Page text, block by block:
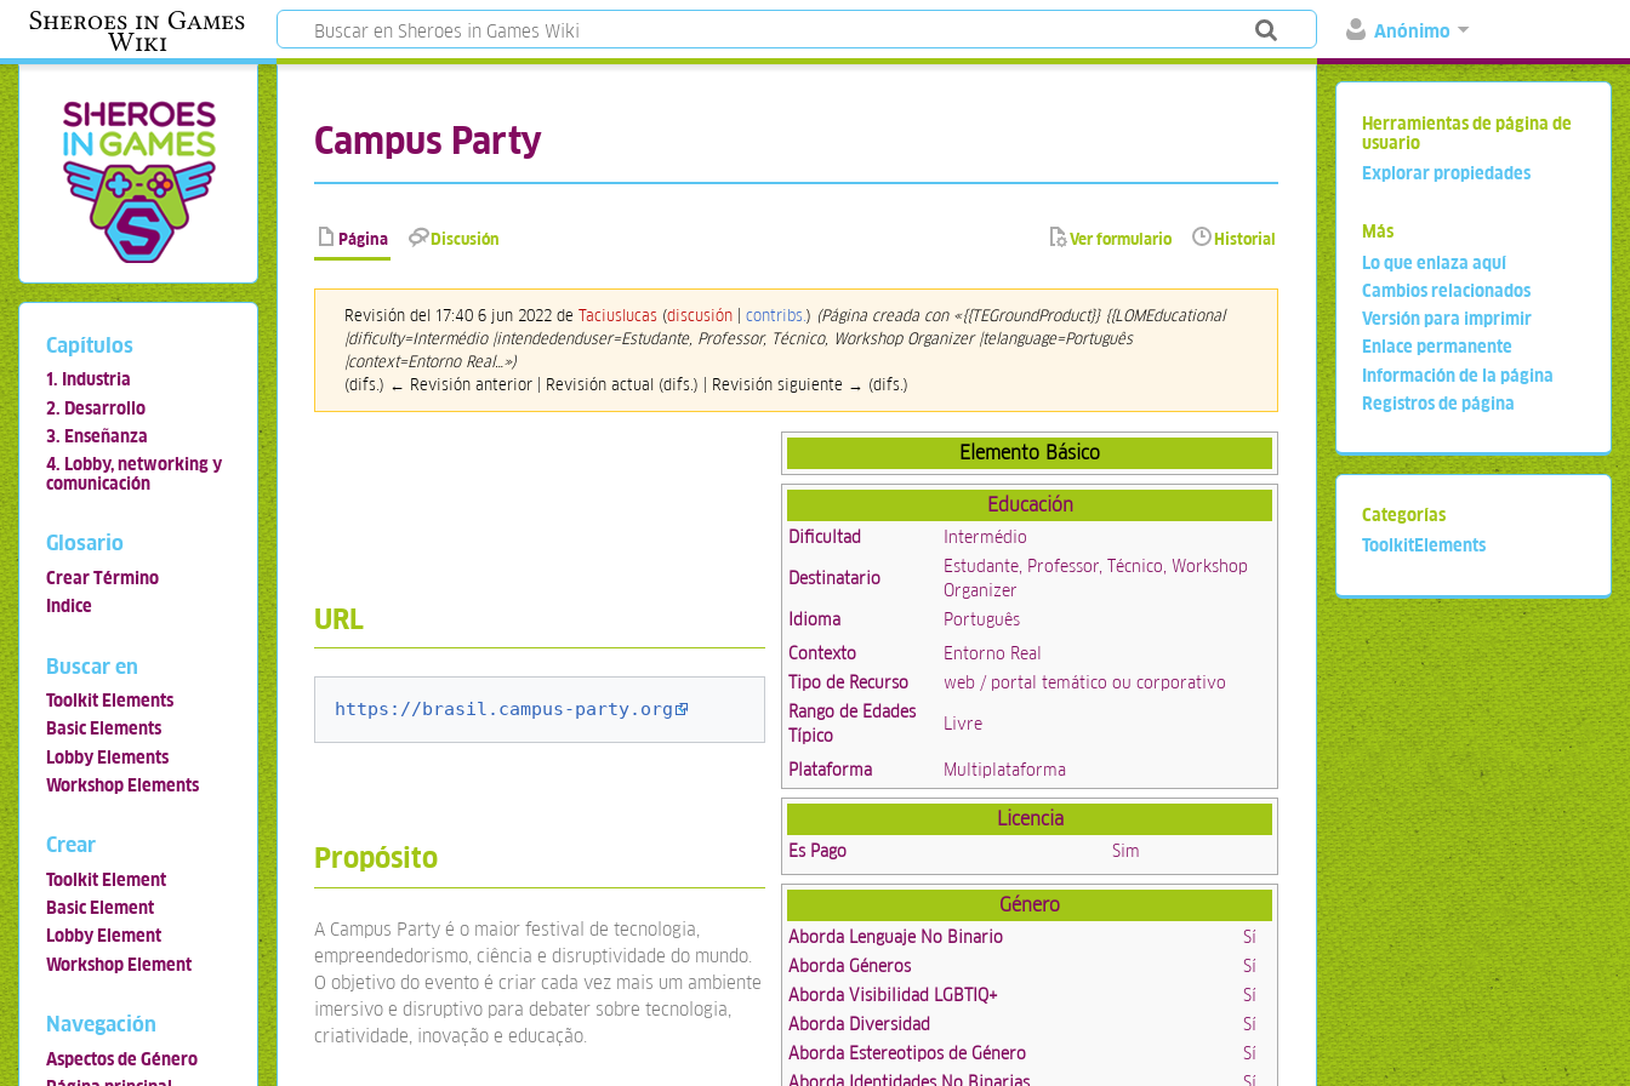
Anónimo
Sheroes in Games
Wiki
Campus Party
Página Discusión Ver formulario Historial
Revisión del 17:40 6 jun 2022 deTaciuslucas (discusión |contribs.) (Página creada con «{{TEGroundProduct}} {{LOMEducational
|dificulty=Intermédio |intendedenduser=Estudante, Professor, Técnico, Workshop Organizer |telanguage=Português
|context=Entorno Real…»)
(difs.) ← Revisión anterior | Revisión actual (difs.) | Revisión siguiente → (difs.)
Elemento Básico
Educación
Dificultad
Intermédio
Destinatario
Estudante, Professor, Técnico, Workshop
Organizer
Idioma
Português
Contexto
Entorno Real
Tipo de Recurso
web / portal temático ou corporativo
Rango de Edades
Típico
Livre
Plataforma Multiplataforma
Licencia
Es Pago Sim
Género
Aborda Lenguaje No Binario
Sí
Aborda Géneros
Sí
Aborda Visibilidad LGBTIQ+
Sí
Aborda Diversidad
Sí
Aborda Estereotipos de Género
Sí
URL
https://brasil.campus-party.org
Propósito
A Campus Party é o maior festival de tecnologia,
empreendedorismo, ciência e disruptividade do mundo.
O objetivo do evento é criar cada vez mais um ambiente
imersivo e disruptivo para debater sobre tecnologia,
criatividade, inovação e educação.
Capítulos
1. Industria
2. Desarrollo
3. Enseñanza
4. Lobby, networking y
comunicación
Glosario
Crear Término
Indice
Buscar en
Toolkit Elements
Basic Elements
Lobby Elements
Workshop Elements
Crear
Toolkit Element
Basic Element
Lobby Element
Workshop Element
Navegación
Aspectos de Género
Herramientas de página de
usuario
Explorar propiedades
Más
Lo que enlaza aquí
Cambios relacionados
Versión para imprimir
Enlace permanente
Información de la página
Registros de página
Categorías
ToolkitElements